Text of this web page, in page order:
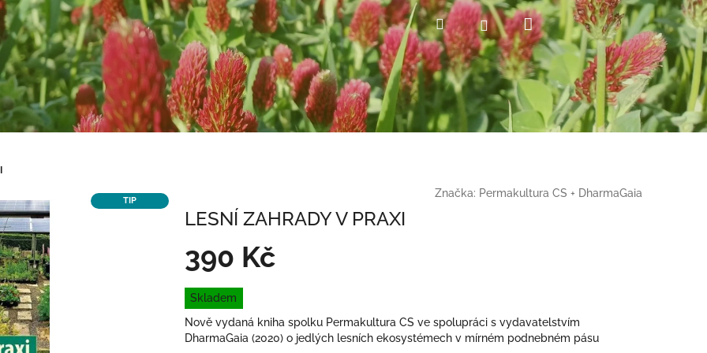
HledatPřihlášeníNákupní
košík
TIP
Značka: Permakultura CS + DharmaGaia
LESNÍ ZAHRADY V PRAXI
390 Kč
Měrná
cena:
Skladem
Nově vydaná kniha spolku Permakultura CS ve spolupráci s vydavatelstvím
DharmaGaia (2020) o jedlých lesních ekosystémech v mírném podnebném pásu